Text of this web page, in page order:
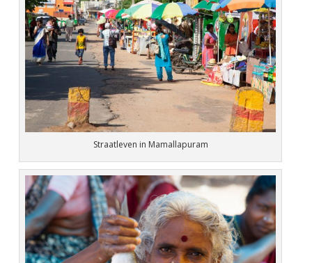
Straatleven in Mamallapuram